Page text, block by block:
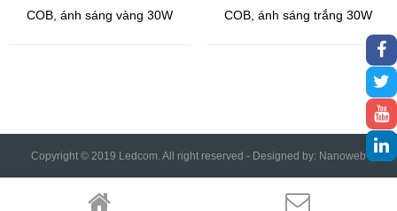
COB, ánh sáng vàng 30W
COB, ánh sáng trắng 30W
Copyright © 2019 Ledcom. All right reserved - Designed by: Nanoweb